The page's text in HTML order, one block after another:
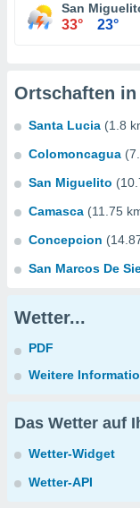
San
33° 23°
Ortschaften in
Santa Lucia (1.8
Colomoncagua
San Miguelito
Camasca (11.75
Concepcion
San Marcos De
Wetter...
PDF
Weitere
Das Wetter auf
Wetter-Widget
Wetter-API